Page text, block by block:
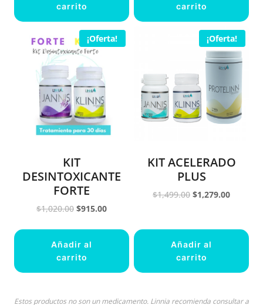
carrito
carrito
¡Oferta!
KIT
DESINTOXICANTE
FORTE
$1,020.00 Original
was:
$1,020.00.
$915.00Current
is:
Añadir al
carrito
¡Oferta!
KIT ACELERADO
PLUS
$1,499.00 Original
$1,499.00.
$1,279.00Current
Añadir al
carrito
Estos productos no son un medicamento. Linnia recomienda consultar a